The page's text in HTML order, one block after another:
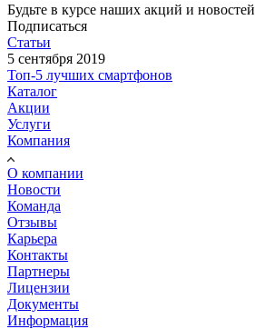
Будьте в курсе наших акций и новостей
Подписаться
Статьи
5 сентября 2019
Топ-5 лучших смартфонов
Каталог
Акции
Услуги
Компания
О компании
Новости
Команда
Отзывы
Карьера
Контакты
Партнеры
Лицензии
Документы
Информация